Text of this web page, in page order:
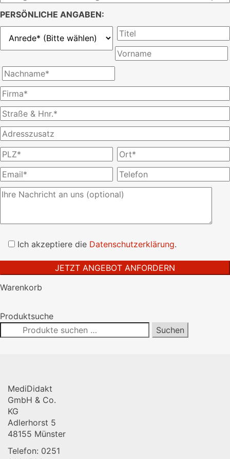
PERSÖNLICHE ANGABEN:
lasse
leer.
Ich akzeptiere die Datenschutzerklärung.
Warenkorb
Produktsuche
Suchen
nach:
Suchen
MediDidakt
GmbH & Co.
KG
Adlerhorst 5
48155 Münster
Telefon: 0251